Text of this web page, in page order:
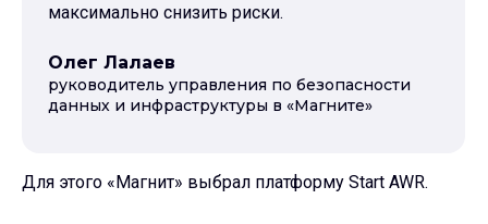
руководитель управления по безопасности
данных и инфраструктуры в «Магните»
Олег Лалаев
максимально снизить риски.
Для этого «Магнит» выбрал платформу Start AWR.